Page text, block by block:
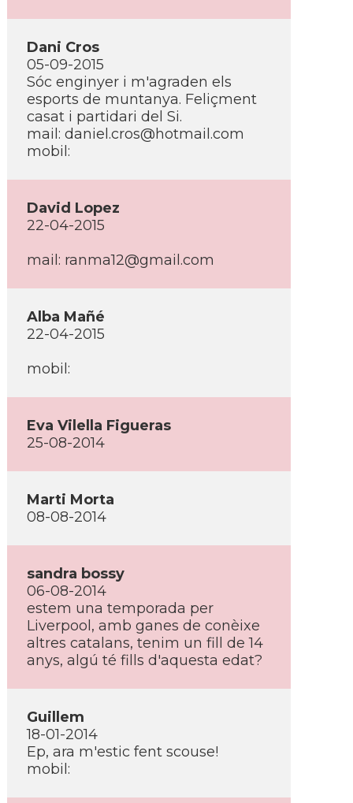
Dani Cros
05-09-2015
Sóc enginyer i m'agraden els
esports de muntanya. Feliçment
casat i partidari del Si.
mail: daniel.cros@hotmail.com
mobil:
David Lopez
22-04-2015
mail: ranma12@gmail.com
Alba Mañé
22-04-2015
mobil:
Eva Vilella Figueras
25-08-2014
Marti Morta
08-08-2014
sandra bossy
06-08-2014
estem una temporada per
Liverpool, amb ganes de conèixe
altres catalans, tenim un fill de 14
anys, algú té fills d'aquesta edat?
Guillem
18-01-2014
Ep, ara m'estic fent scouse!
mobil: